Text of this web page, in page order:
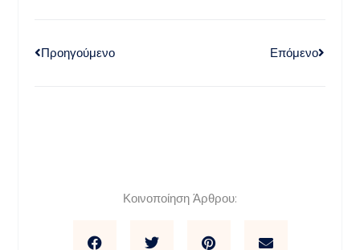
Προηγούμενο Επόμενο
Κοινοποίηση Άρθρου: